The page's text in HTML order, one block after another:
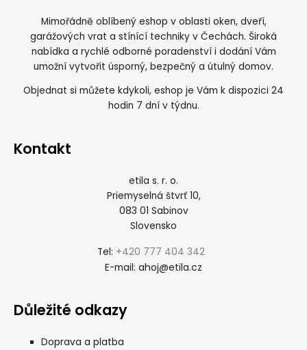
Mimořádně oblíbený eshop v oblasti oken, dveří,
garážových vrat a stínící techniky v Čechách. Široká
nabídka a rychlé odborné poradenství i dodání Vám
umožní vytvořit úsporný, bezpečný a útulný domov.
Objednat si můžete kdykoli, eshop je Vám k dispozici 24
hodin 7 dní v týdnu.
Kontakt
etila s. r. o.
Priemyselná štvrť 10,
083 01 Sabinov
Slovensko
Tel: +420 777 404 342
E-mail: ahoj@etila.cz
Důležité odkazy
Doprava a platba